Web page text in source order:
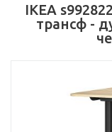
IKEA
трансф -